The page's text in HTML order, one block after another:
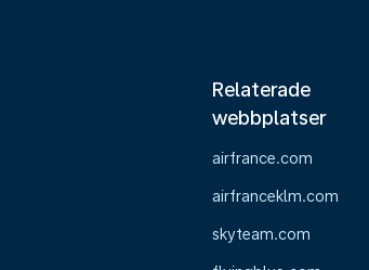
Relaterade
webbplatser
airfrance.com
airfranceklm.com
skyteam.com